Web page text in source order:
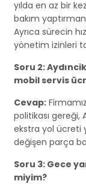
yılda en az bir
bakım
Ayrıca sürecin
yönetim izinleri
Soru 2:
mobil servis
Cevap:
politikası gereği,
ekstra yol ücreti
değişen parça
Soru 3: Gece
miyim?